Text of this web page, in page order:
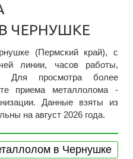
ЧЕРНУШКЕ
(Пермский край), c
линии, часов работы,
Для просмотра более
приема металлолома -
Данные взяты из
на август 2026 года.
в Чернушке